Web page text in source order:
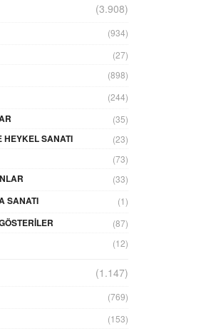
(3.908)
(934)
(27)
(898)
(244)
(35)
HEYKEL SANATI (23)
(73)
(33)
SANATI (1)
(87)
(12)
(1.147)
(769)
(153)